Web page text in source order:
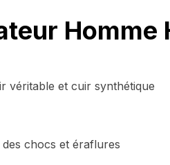
Homme
véritable et cuir synthétique
chocs et éraflures